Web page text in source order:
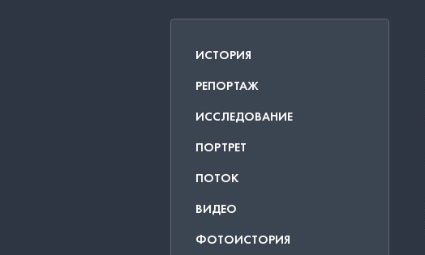
ИСТОРИЯ
РЕПОРТАЖ
ИССЛЕДОВАНИЕ
ПОРТРЕТ
ПОТОК
ВИДЕО
ФОТОИСТОРИЯ